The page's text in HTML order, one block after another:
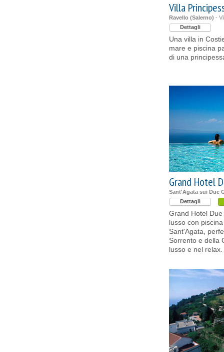
Villa
Ravello (Salerno) -
Dettagli
Una villa in
mare e piscina
di una
Grand Hotel
Sant'Agata sui Due
Dettagli
Grand Hotel
lusso con
Sant'Agata,
Sorrento e della
lusso e nel relax.